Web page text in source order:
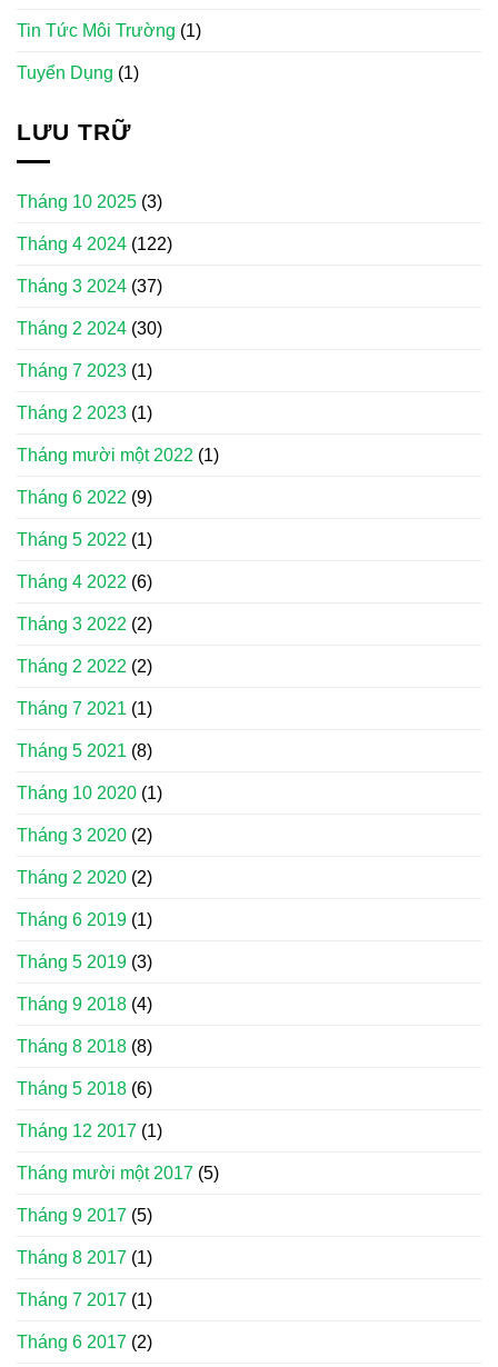
Tin Tức Môi Trường (1)
Tuyển Dụng (1)
LƯU TRỮ
Tháng 10 2025 (3)
Tháng 4 2024 (122)
Tháng 3 2024 (37)
Tháng 2 2024 (30)
Tháng 7 2023 (1)
Tháng 2 2023 (1)
Tháng mười một 2022 (1)
Tháng 6 2022 (9)
Tháng 5 2022 (1)
Tháng 4 2022 (6)
Tháng 3 2022 (2)
Tháng 2 2022 (2)
Tháng 7 2021 (1)
Tháng 5 2021 (8)
Tháng 10 2020 (1)
Tháng 3 2020 (2)
Tháng 2 2020 (2)
Tháng 6 2019 (1)
Tháng 5 2019 (3)
Tháng 9 2018 (4)
Tháng 8 2018 (8)
Tháng 5 2018 (6)
Tháng 12 2017 (1)
Tháng mười một 2017 (5)
Tháng 9 2017 (5)
Tháng 8 2017 (1)
Tháng 7 2017 (1)
Tháng 6 2017 (2)